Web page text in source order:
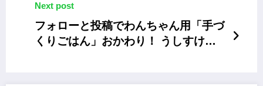
Next post
フォローと投稿でわんちゃん用「手づ
くりごはん」おかわり！ うしすけ